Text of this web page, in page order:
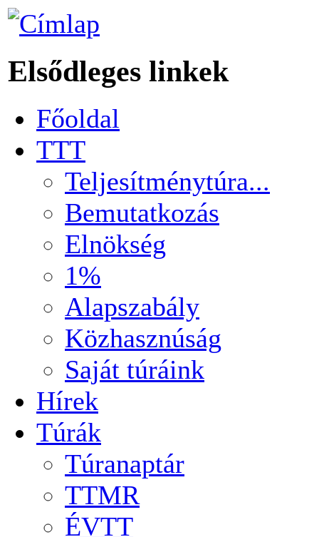
Elsődleges linkek
Főoldal
TTT
Teljesítménytúra...
Bemutatkozás
Elnökség
1%
Alapszabály
Közhasznúság
Saját túráink
Hírek
Túrák
Túranaptár
TTMR
ÉVTT